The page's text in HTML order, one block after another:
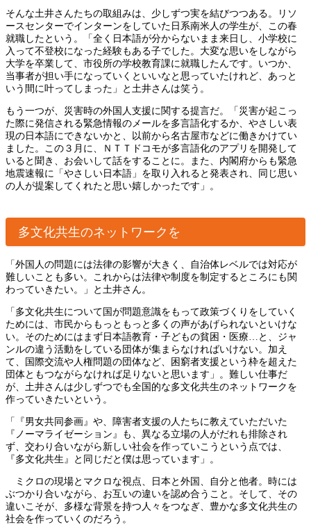
そんな土井さんたちの取組みは、少しずつ実を結びつつある。リソ
ースセンターでインターンをしていた日系南米人の学生が、この春
就職したという。「全く日本語が分からないまま来日し、小学校に
入って不登校になった経験もある子でした。大変な思いをしながら
大学を卒業して、市役所の学校教育課に就職したんです。いつか、
当事者が担い手になっていくといいなと思っていたけれど、あっと
いう間に叶ってしまった」と土井さんは笑う。
もう一つが、災害時の外国人支援に関する提言だ。「災害が起こっ
た際に発信される緊急情報のメールを多言語化するか、やさしい表
現の日本語にできないかと、以前から名古屋市などに働きかけてい
ました。この３月に、ＮＴＴドコモが多言語化のアプリを開発して
いると聞き、お会いして話をすることに。また、内閣府からも緊急
地震速報に「やさしい日本語」を取り入れると発表され、同じ思い
の人が提案してくれたと思い嬉しかったです」。
多文化共生のネットワークを
「外国人の問題には法律の影響が大きく、自治体レベルでは対応が
難しいことも多い。これからは法律や制度を制定するところにも関
わっていきたい。」と土井さん。
「多文化共生について国が問題意識をもって政策づくりをしていく
ためには、市民からもっともっと多くの声があげられないといけな
い。そのためにはまず日本語教育・子どもの貧困・医療…と、ジャ
ンルの違う活動をしている団体が集まらなければいけない。加え
て、国際交流や人権問題の団体など、困窮者支援という枠を超えた
団体ともつながらなければ足りないと思います」。難しい仕事だ
が、土井さんは少しずつでも全国的な多文化共生のネットワークを
作っていきたいという。
「『男女共同参画』や、障害者支援の人たちに教えていただいた
『ノーマライゼーション』も、異なる立場の人がだれも排除され
ず、交わり合いながら新しい社会を作っていこうという点では、
『多文化共生』と同じだと僕は思っています」。
ミクロの現場とマクロな視点、日本と外国、自分と他者。時には
ぶつかり合いながら、お互いの違いを認め合うこと。そして、その
違いこそが、多様な背景を持つ人々をつなぎ、豊かな多文化共生の
社会を作っていくのだろう。